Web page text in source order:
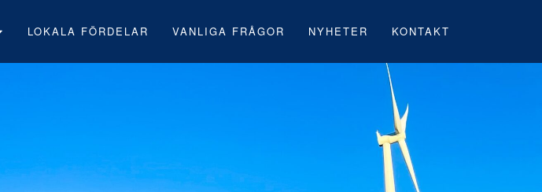
LOKALA FÖRDELAR VANLIGA FRÅGOR NYHETER KONTAKT